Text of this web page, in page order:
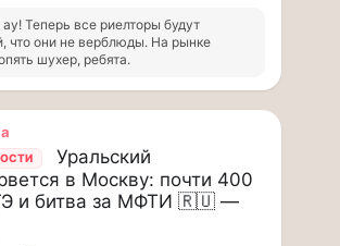
Теперь все риелторы будут
что они не верблюды. На рынке
шухер, ребята.
Уральский
в Москву: почти 400
и битва за МФТИ 🇷🇺 —